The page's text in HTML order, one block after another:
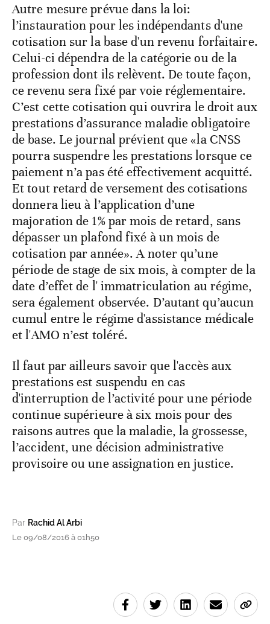
Autre mesure prévue dans la loi:
l’instauration pour les indépendants d'une
cotisation sur la base d'un revenu forfaitaire.
Celui-ci dépendra de la catégorie ou de la
profession dont ils relèvent. De toute façon,
ce revenu sera fixé par voie réglementaire.
C’est cette cotisation qui ouvrira le droit aux
prestations d’assurance maladie obligatoire
de base. Le journal prévient que «la CNSS
pourra suspendre les prestations lorsque ce
paiement n’a pas été effectivement acquitté.
Et tout retard de versement des cotisations
donnera lieu à l’application d’une
majoration de 1% par mois de retard, sans
dépasser un plafond fixé à un mois de
cotisation par année». A noter qu’une
période de stage de six mois, à compter de la
date d’effet de l' immatriculation au régime,
sera également observée. D’autant qu’aucun
cumul entre le régime d'assistance médicale
et l'AMO n’est toléré.
Il faut par ailleurs savoir que l'accès aux
prestations est suspendu en cas
d'interruption de l’activité pour une période
continue supérieure à six mois pour des
raisons autres que la maladie, la grossesse,
l’accident, une décision administrative
provisoire ou une assignation en justice.
Par Rachid Al Arbi
Le 09/08/2016 à 01h50